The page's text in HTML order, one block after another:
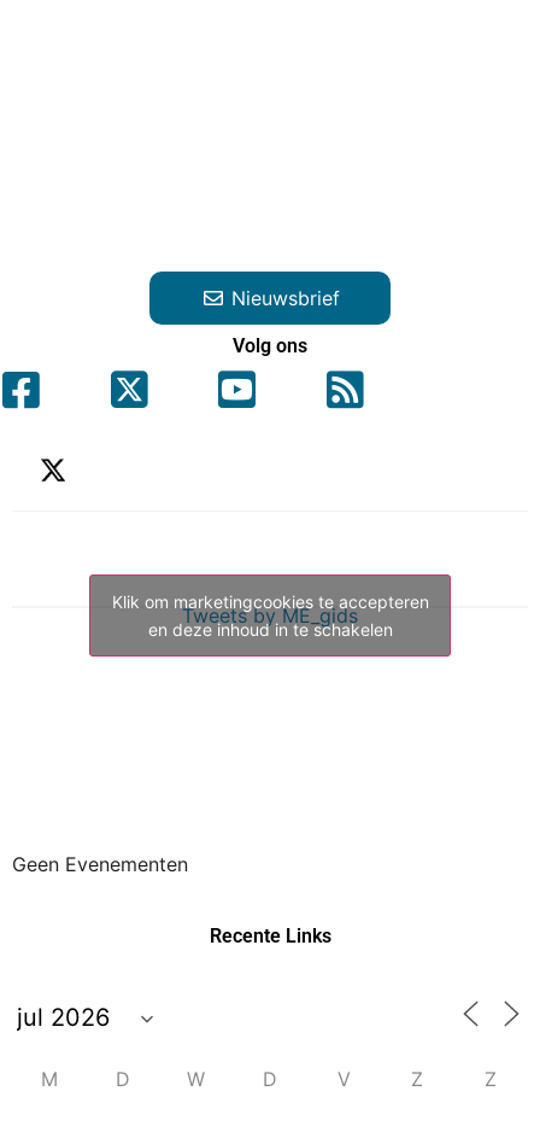
Nieuwsbrief
Volg ons
Tweets by ME_gids
Klik om marketingcookies te accepteren
en deze inhoud in te schakelen
Geen Evenementen
Recente Links
M D W D V Z Z